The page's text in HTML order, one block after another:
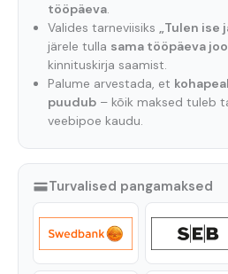
tööpäeva.
Valides tarneviisiks „Tulen ise
järele tulla sama tööpäeva
kinnituskirja saamist.
Palume arvestada, et
puudub– kõik maksed tuleb
veebipoe kaudu.
Turvalised pangamaksed